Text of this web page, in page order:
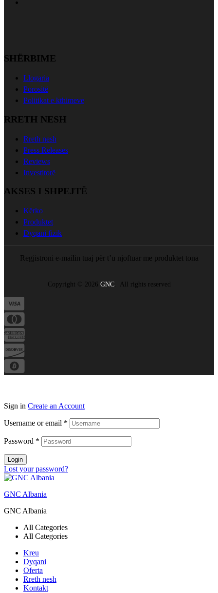
SHËRBIME
Llogaria
Porositë
Politikat e kthimeve
RRETH NESH
Rreth nesh
Press Releases
Reviews
Investitorë
AKSES I SHPEJTË
Kërko
Produktet
Dyqani fizik
Regjistroni e-mailin tuaj për t’u njoftuar me produktet tona
Copyright © 2026 GNC. All rights reserved
Sign in Create an Account
Username or email *
Password *
Login
Lost your password?
GNC Albania
GNC Albania
All Categories
All Categories
Kreu
Dyqani
Oferta
Rreth nesh
Kontakt